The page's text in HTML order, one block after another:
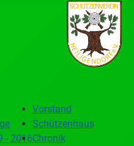
- 2016
Vorstand
Schützenhaus
Chronik